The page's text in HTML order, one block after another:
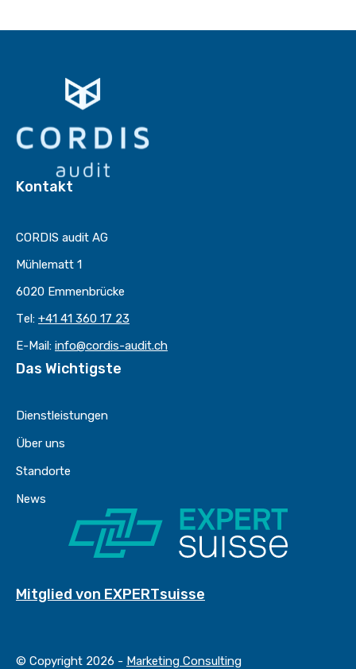
Kontakt
CORDIS audit AG
Mühlematt 1
6020 Emmenbrücke
Tel: +41 41 360 17 23
E-Mail: info@cordis-audit.ch
Das Wichtigste
Dienstleistungen
Über uns
Standorte
News
Mitglied von EXPERTsuisse
© Copyright 2026 - Marketing Consulting